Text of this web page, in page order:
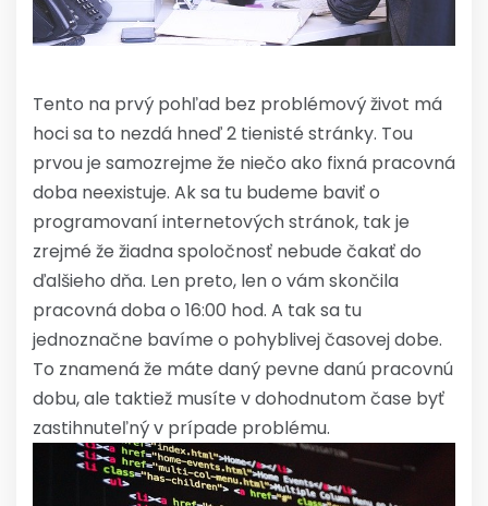
Tento na prvý pohľad bez problémový život má
hoci sa to nezdá hneď 2 tienisté stránky. Tou
prvou je samozrejme že niečo ako fixná pracovná
doba neexistuje. Ak sa tu budeme baviť o
programovaní internetových stránok, tak je
zrejmé že žiadna spoločnosť nebude čakať do
ďalšieho dňa. Len preto, len o vám skončila
pracovná doba o 16:00 hod. A tak sa tu
jednoznačne bavíme o pohyblivej časovej dobe.
To znamená že máte daný pevne danú pracovnú
dobu, ale taktiež musíte v dohodnutom čase byť
zastihnuteľný v prípade problému.